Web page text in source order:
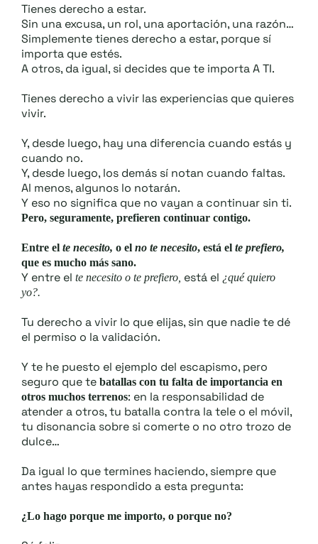
Tienes derecho a estar.
Sin una excusa, un rol, una aportación, una razón…
Simplemente tienes derecho a estar, porque sí
importa que estés.
A otros, da igual, si decides que te importa A TI.
Tienes derecho a vivir las experiencias que quieres
vivir.
Y, desde luego, hay una diferencia cuando estás y
cuando no.
Y, desde luego, los demás sí notan cuando faltas.
Al menos, algunos lo notarán.
Y eso no significa que no vayan a continuar sin ti.
Pero, seguramente, prefieren continuar contigo.
Entre el te necesito, o el no te necesito, está el te prefiero,
que es mucho más sano.
Y entre el te necesito o te prefiero, está el ¿qué quiero
yo?.
Tu derecho a vivir lo que elijas, sin que nadie te dé
el permiso o la validación.
Y te he puesto el ejemplo del escapismo, pero
seguro que te batallas con tu falta de importancia en
otros muchos terrenos: en la responsabilidad de
atender a otros, tu batalla contra la tele o el móvil,
tu disonancia sobre si comerte o no otro trozo de
dulce…
Da igual lo que termines haciendo, siempre que
antes hayas respondido a esta pregunta:
¿Lo hago porque me importo, o porque no?